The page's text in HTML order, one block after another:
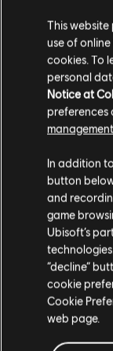
Każdy
narzędziami i
polu walki,
This
use of
cookies. To
personal
Notice at
preferences
In addition
button
and
game
Ubisoft’s
“decline”
cookie
Cookie
web page.